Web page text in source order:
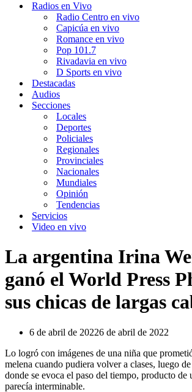
Radios en Vivo
Radio Centro en vivo
Capicúa en vivo
Romance en vivo
Pop 101.7
Rivadavia en vivo
D Sports en vivo
Destacadas
Audios
Secciones
Locales
Deportes
Policiales
Regionales
Provinciales
Nacionales
Mundiales
Opinión
Tendencias
Servicios
Video en vivo
La argentina Irina
ganó el World Press
sus chicas de largas
6 de abril de 20226 de abril de 2022
Lo logró con imágenes de una niña que
melena cuando pudiera volver a clases, luego
donde se evoca el paso del tiempo, producto de
parecía interminable.